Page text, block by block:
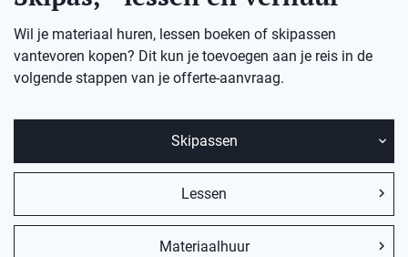
Wil je materiaal huren, lessen boeken of skipassen
vantevoren kopen? Dit kun je toevoegen aan je reis in de
volgende stappen van je offerte-aanvraag.
Skipassen
Lessen
Materiaalhuur